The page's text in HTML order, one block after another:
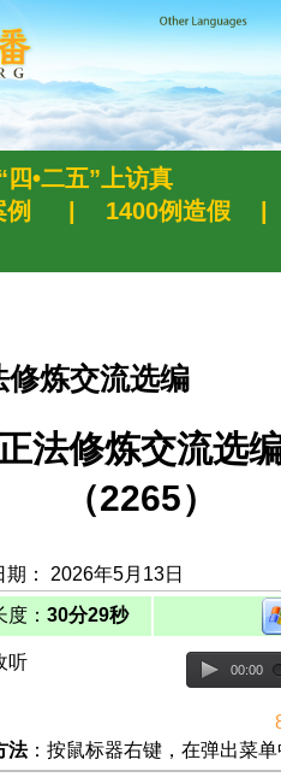
四•二五”上访真
1400例造假
修炼交流选编
法修炼交流选
（2265）
期： 2026年5月13日
： 30分29秒
听 00:00
法：按鼠标器右键，在弹出菜